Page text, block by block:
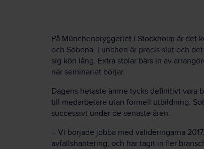
På Münchenbryggeriet i Stockholm är det
och Sobona. Lunchen är precis slut och
sig kön lång. Extra stolar bärs in av
när seminariet börjar.
Dagens hetaste ämne tycks definitivt vara
till medarbetare utan formell utbildning.
successivt under de senaste åren.
– Vi började jobba med valideringarna
avfallshantering, och har tagit in fler